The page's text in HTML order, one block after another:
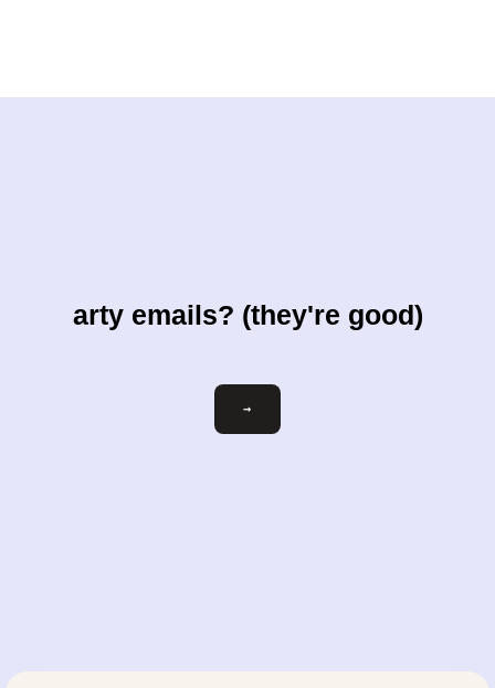
arty emails? (they're good)
votre-
→